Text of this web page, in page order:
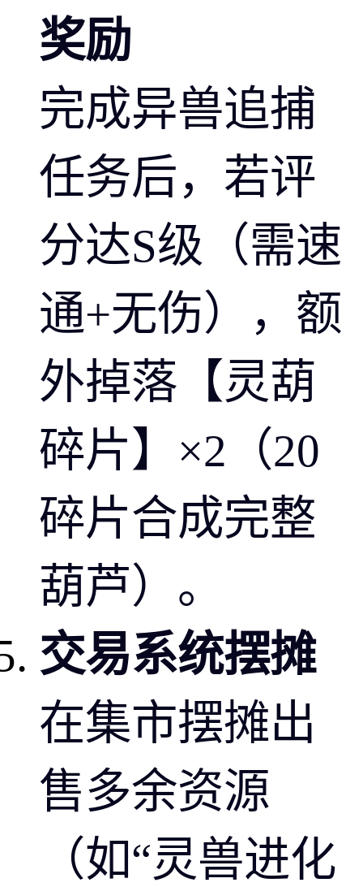
奖励
完成异兽追捕
任务后，若评
分达S级（需速
通+无伤），额
外掉落【灵葫
碎片】×2（20
碎片合成完整
葫芦）。
交易系统摆摊
在集市摆摊出
售多余资源
（如“灵兽进化